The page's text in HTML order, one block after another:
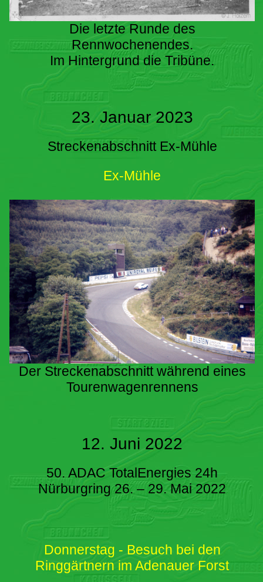
Die letzte Runde des
Rennwochenendes.
Im Hintergrund die Tribüne.
23. Januar 2023
Streckenabschnitt Ex-Mühle
Ex-Mühle
Der Streckenabschnitt während eines
Tourenwagenrennens
12. Juni 2022
50. ADAC TotalEnergies 24h
Nürburgring 26. – 29. Mai 2022
Donnerstag - Besuch bei den
Ringgärtnern im Adenauer Forst